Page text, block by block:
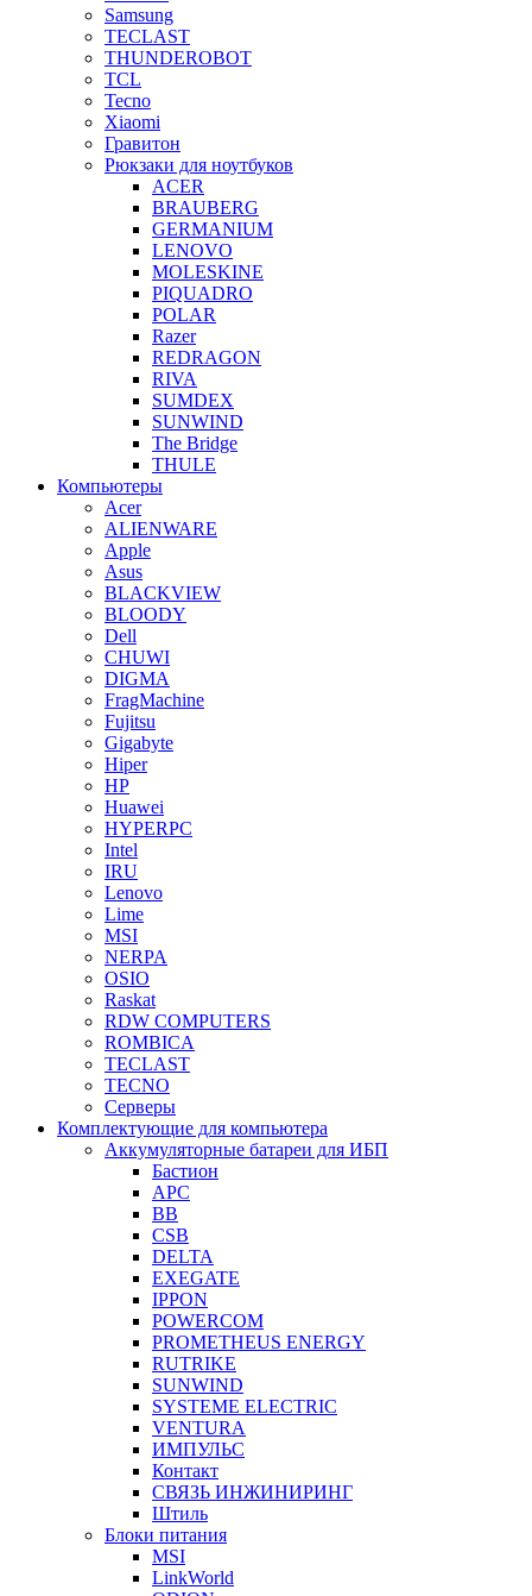
Samsung
TECLAST
THUNDEROBOT
TCL
Tecno
Xiaomi
Гравитон
Рюкзаки для ноутбуков
ACER
BRAUBERG
GERMANIUM
LENOVO
MOLESKINE
PIQUADRO
POLAR
Razer
REDRAGON
RIVA
SUMDEX
SUNWIND
The Bridge
THULE
Компьютеры
Acer
ALIENWARE
Apple
Asus
BLACKVIEW
BLOODY
Dell
CHUWI
DIGMA
FragMachine
Fujitsu
Gigabyte
Hiper
HP
Huawei
HYPERPC
Intel
IRU
Lenovo
Lime
MSI
NERPA
OSIO
Raskat
RDW COMPUTERS
ROMBICA
TECLAST
TECNO
Серверы
Комплектующие для компьютера
Аккумуляторные батареи для ИБП
Бастион
APC
BB
CSB
DELTA
EXEGATE
IPPON
POWERCOM
PROMETHEUS ENERGY
RUTRIKE
SUNWIND
SYSTEME ELECTRIC
VENTURA
ИМПУЛЬС
Контакт
СВЯЗЬ ИНЖИНИРИНГ
Штиль
Блоки питания
MSI
LinkWorld